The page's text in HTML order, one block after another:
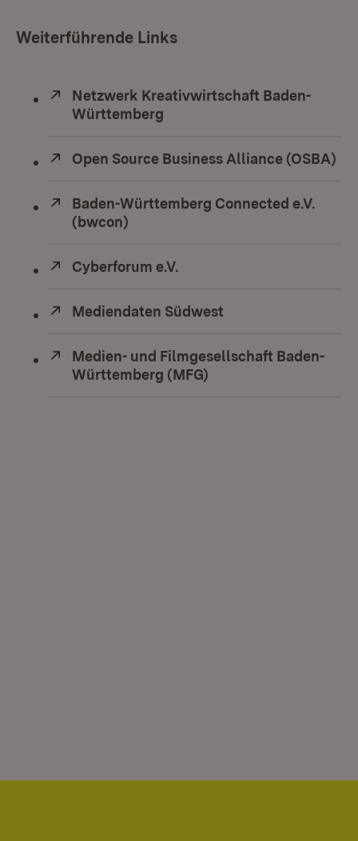
Weiterführende Links
Extern:
Netzwerk Kreativwirtschaft Baden-
Württemberg
Extern:
Open Source Business Alliance (OSBA)
Extern:
Baden-Württemberg Connected e.V.
(bwcon)
Extern:
Cyberforum e.V.
Extern:
Mediendaten Südwest
Extern:
Medien- und Filmgesellschaft Baden-
Württemberg (MFG)